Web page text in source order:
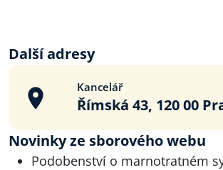
Další adresy
Kancelář
Římská 43, 120 00
Novinky ze sborového webu
Podobenství o marnotratném